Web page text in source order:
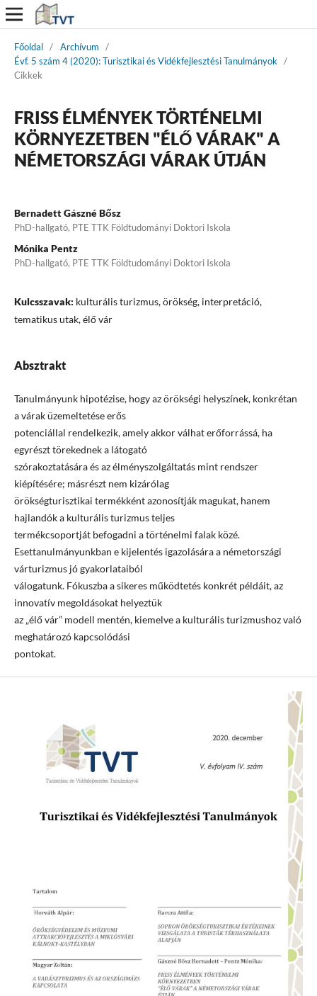
Főoldal / Archívum
/
Évf. 5 szám 4 (2020): Turisztikai és Vidékfejlesztési Tanulmányok /
Cikkek
FRISS ÉLMÉNYEK TÖRTÉNELMI
KÖRNYEZETBEN "ÉLŐ VÁRAK" A
NÉMETORSZÁGI VÁRAK ÚTJÁN
Bernadett Gászné Bősz
PhD-hallgató, PTE TTK Földtudományi Doktori Iskola
Mónika Pentz
PhD-hallgató, PTE TTK Földtudományi Doktori Iskola
Kulcsszavak: kulturális turizmus, örökség, interpretáció,
tematikus utak, élő vár
Absztrakt
Tanulmányunk hipotézise, hogy az örökségi helyszínek, konkrétan
a várak üzemeltetése erős
potenciállal rendelkezik, amely akkor válhat erőforrássá, ha
egyrészt törekednek a látogató
szórakoztatására és az élményszolgáltatás mint rendszer
kiépítésére; másrészt nem kizárólag
örökségturisztikai termékként azonosítják magukat, hanem
hajlandók a kulturális turizmus teljes
termékcsoportját befogadni a történelmi falak közé.
Esettanulmányunkban e kijelentés igazolására a németországi
várturizmus jó gyakorlataiból
válogatunk. Fókuszba a sikeres működtetés konkrét példáit, az
innovatív megoldásokat helyeztük
az „élő vár” modell mentén, kiemelve a kulturális turizmushoz való
meghatározó kapcsolódási
pontokat.